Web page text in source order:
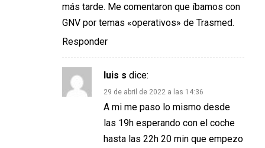
más tarde. Me comentaron que íbamos con
GNV por temas «operativos» de Trasmed.
Responder
luis s dice:
29 de abril de 2022 a las 14:36
A mi me paso lo mismo desde
las 19h esperando con el coche
hasta las 22h 20 min que empezo